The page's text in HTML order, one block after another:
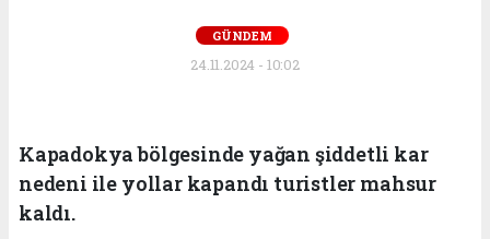
GÜNDEM
24.11.2024 - 10:02
Kapadokya bölgesinde yağan şiddetli kar
nedeni ile yollar kapandı turistler mahsur
kaldı.